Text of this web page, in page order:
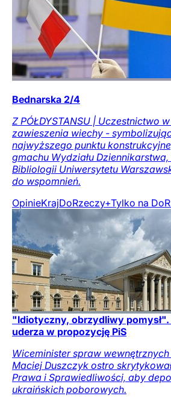
Bednarska 2/4
Z PÓŁDYSTANSU | Uczestnictwo
zawieszenia wiechy -
najwyższego punktu
gmachu Wydziału
Bibliologii Uniwersytetu
do wspomnień.
OpinieKrajDoRzeczy+Tylko na
"Idiotyczny, obrzydliwy
uderza w propozycję PiS
Wiceminister spraw
Maciej Duszczyk ostro
Prawa i Sprawiedliwości, aby
ukraińskich poborowych.